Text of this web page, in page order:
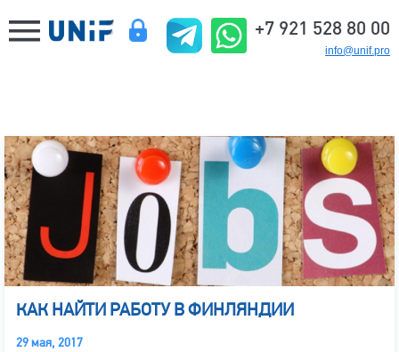
+7 921 528 80 00
info@unif.pro
КАК НАЙТИ РАБОТУ В ФИНЛЯНДИИ
29 мая, 2017